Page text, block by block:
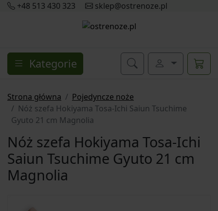
+48 513 430 323 sklep@ostrenoze.pl
Kategorie
Strona główna
Pojedyncze noże
Nóż szefa Hokiyama Tosa-Ichi Saiun Tsuchime
Gyuto 21 cm Magnolia
Nóż szefa Hokiyama Tosa-Ichi
Saiun Tsuchime Gyuto 21 cm
Magnolia